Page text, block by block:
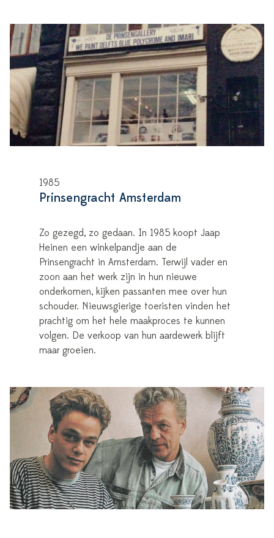
1985
Prinsengracht Amsterdam
Zo gezegd, zo gedaan. In 1985 koopt Jaap
Heinen een winkelpandje aan de
Prinsengracht in Amsterdam. Terwijl vader en
zoon aan het werk zijn in hun nieuwe
onderkomen, kijken passanten mee over hun
schouder. Nieuwsgierige toeristen vinden het
prachtig om het hele maakproces te kunnen
volgen. De verkoop van hun aardewerk blijft
maar groeien.